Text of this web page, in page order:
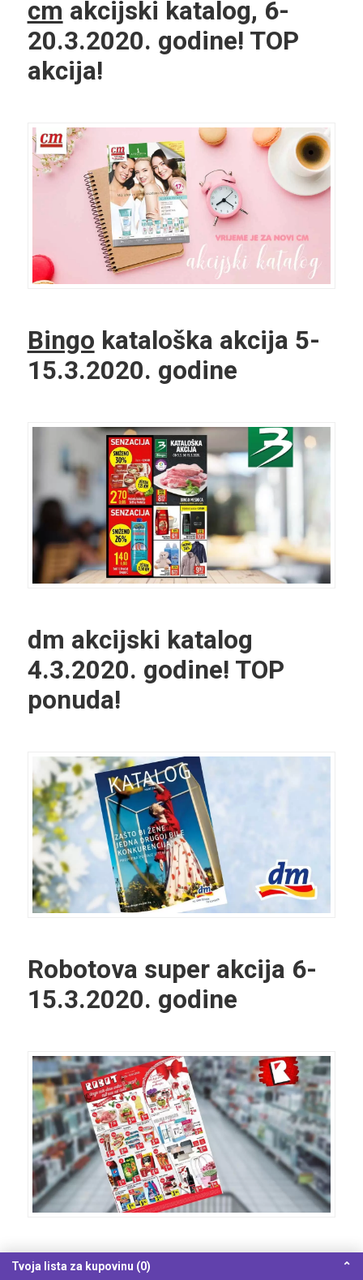
cm akcijski katalog, 6-
20.3.2020. godine! TOP
akcija!
Bingo kataloška akcija 5-
15.3.2020. godine
dm akcijski katalog
4.3.2020. godine! TOP
ponuda!
Robotova super akcija 6-
15.3.2020. godine
Konzum akcijski katalog!
Tvoja lista za kupovinu (0) ⌃